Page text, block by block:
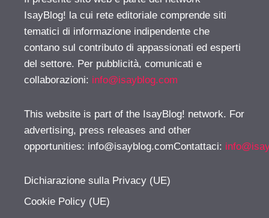
IsayBlog! la cui rete editoriale comprende siti
tematici di informazione indipendente che
contano sul contributo di appassionati ed esperti
del settore. Per pubblicità, comunicati e
collaborazioni: info@isayblog.com
This website is part of the IsayBlog! network. For
advertising, press releases and other
opportunities: info@isayblog.comContattaci:
Dichiarazione sulla Privacy (UE)
Cookie Policy (UE)